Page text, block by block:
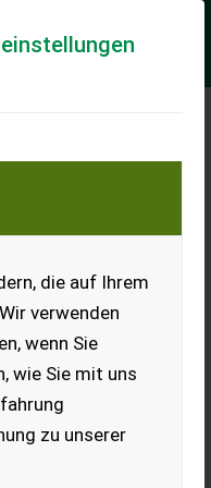
die auf Ihrem
verwenden
wenn Sie
wie Sie mit uns
zu unserer
–
Kommode,
und Sitzecke mit
wie auf Fotos
Sitzecke 180 ×
205 × 51 × 170 cm.
× 43 cm. Sehr guter